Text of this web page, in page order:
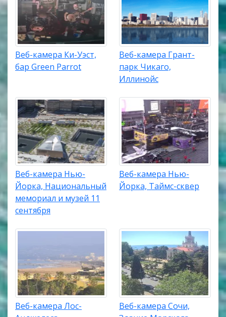
Веб-камера Ки-Уэст,
бар Green Parrot
Веб-камера Грант-
парк Чикаго,
Иллинойс
Веб-камера Нью-
Йорка, Национальный
мемориал и музей 11
сентября
Веб-камера Нью-
Йорка, Таймс-сквер
Веб-камера Лос-
Веб-камера Сочи,